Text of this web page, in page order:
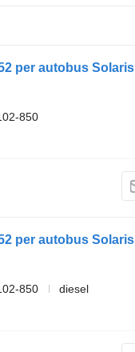
per autobus
850
per autobus
850
diesel